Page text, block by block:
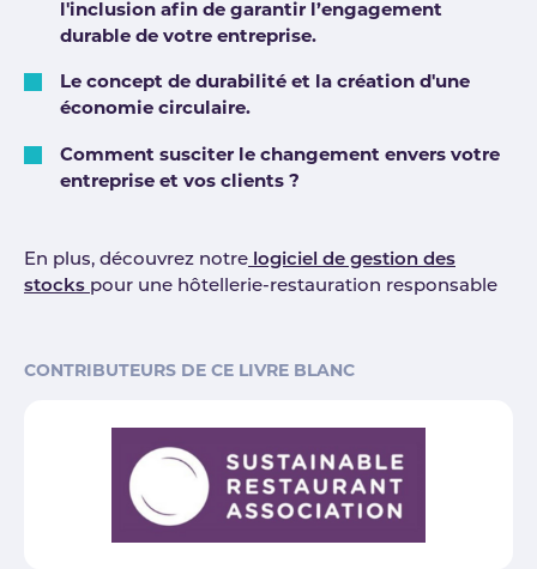
l'inclusion afin de garantir l’engagement
durable de votre entreprise.
Le concept de durabilité et la création d'une
économie circulaire.
Comment susciter le changement envers votre
entreprise et vos clients ?
En plus, découvrez notre logiciel de gestion des
stocks pour une hôtellerie-restauration responsable
CONTRIBUTEURS DE CE LIVRE BLANC